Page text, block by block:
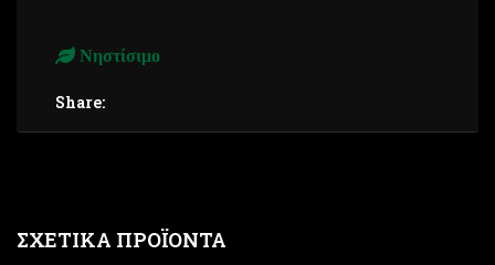
Νηστίσιμο
Share:
ΣΧΕΤΙΚΆ ΠΡΟΪΌΝΤΑ